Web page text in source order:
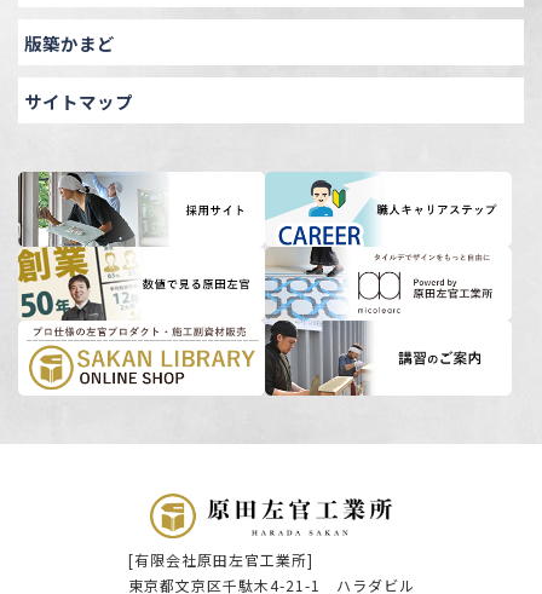
版築かまど
サイトマップ
[有限会社原田左官工業所]
東京都文京区千駄木4-21-1 ハラダビル